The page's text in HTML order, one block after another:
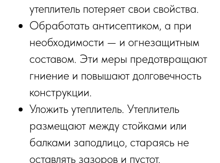
утеплитель потеряет свои свойства.
Обработать антисептиком, а при
необходимости — и огнезащитным
составом. Эти меры предотвращают
гниение и повышают долговечность
конструкции.
Уложить утеплитель. Утеплитель
размещают между стойками или
балками заподлицо, стараясь не
оставлять зазоров и пустот.